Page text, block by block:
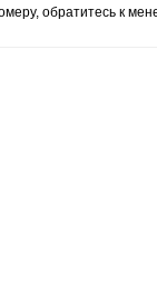
обратитесь к